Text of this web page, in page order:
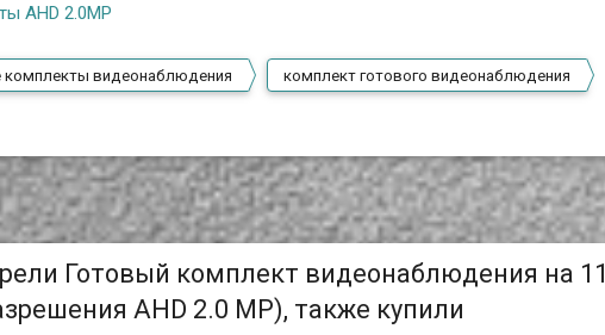
AHD 2.0MP
комплекты видеонаблюдения комплект готового видеонаблюдения
Готовый комплект видеонаблюдения на 11
AHD 2.0 MP), также купили